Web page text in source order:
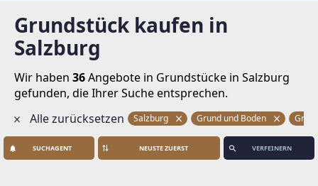
Grundstück kaufen in
Salzburg
Wir haben 36Angebote in Grundstücke in Salzburg
gefunden, die Ihrer Suche entsprechen.
Alle zurücksetzen
Salzburg Grund und Boden
SUCHAGENT VERFEINERN